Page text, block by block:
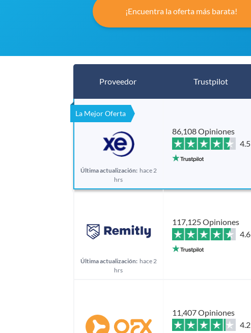
¡Encuentra la oferta más barata!
Proveedor Trustpilot
La Mejor Oferta
Última actualización: hace 2
hrs
86,108 Opiniones
4.5
Última actualización: hace 2
hrs
117,125 Opiniones
4.6
11,407 Opiniones
4.2